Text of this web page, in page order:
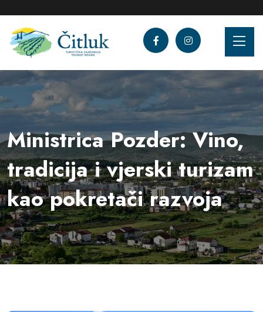
Ministrica Pozder: Vino,
tradicija i vjerski turizam
kao pokretači razvoja